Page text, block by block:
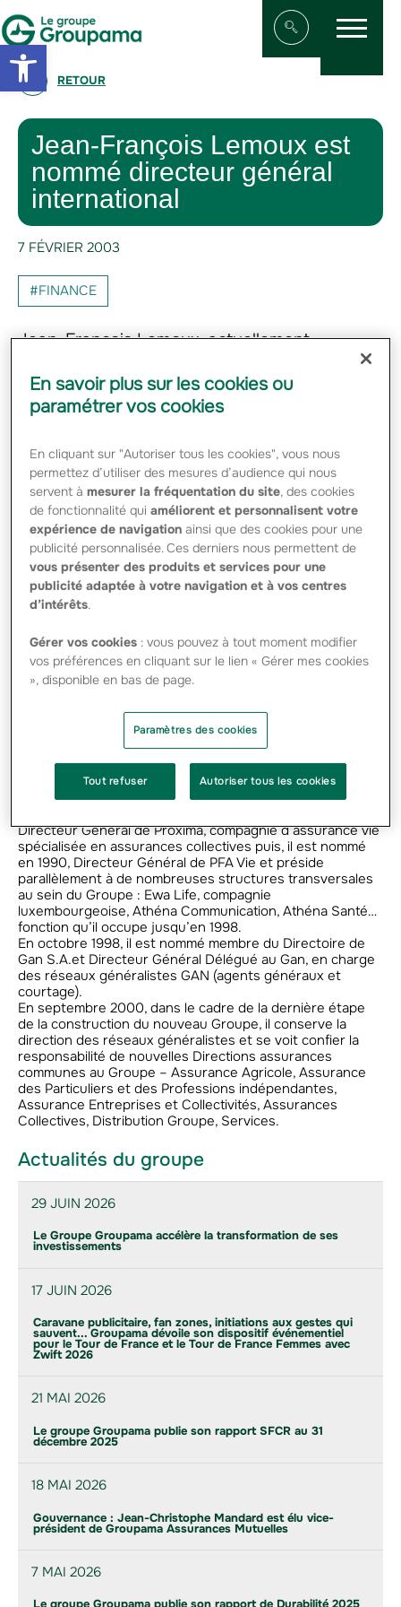
Open toolbar
Aller au contenu
Afficher/
Menu
RETOUR
Jean-François Lemoux est
nommé directeur général
international
7 FÉVRIER 2003
#FINANCE
Jean-François Lemoux, actuellement
France de Groupama, est nommé Directeur
général International à compter du 15 juillet en
« Je tiens à remercier Michel Beauchesne pour le
remarquable travail qu’il a accompli afin de préparer le
redéploiement international du Groupe. La détermination
et le professionnalisme dont il a fait preuve dans la
conduite de sa mission nous ont notamment permis
d’obtenir récemment notre licence en Chine », a
commenté Jean Azéma, directeur général du Groupe. « Je
lui souhaite beaucoup de succès dans son nouveau
En outre, Jean-François Lemoux conserve ses fonctions
actuelles dans l’attente de la nomination de son
Diplômé d’HEC, 54 ans, Jean-François Lemoux débute sa
carrière en 1971 dans le groupe VIA où il occupe
successivement les fonctions de Responsable marketing,
Contrôleur de gestion, Directeur commercial et Directeur
Directeur Général de Proxima, compagnie d’assurance vie
spécialisée en assurances collectives puis, il est nommé
en 1990, Directeur Général de PFA Vie et préside
parallèlement à de nombreuses structures transversales
au sein du Groupe : Ewa Life, compagnie
luxembourgeoise, Athéna Communication, Athéna Santé…
fonction qu’il occupe jusqu’en 1998.
En octobre 1998, il est nommé membre du Directoire de
Gan S.A.et Directeur Général Délégué au Gan, en charge
des réseaux généralistes GAN (agents généraux et
courtage).
En septembre 2000, dans le cadre de la dernière étape
de la construction du nouveau Groupe, il conserve la
direction des réseaux généralistes et se voit confier la
responsabilité de nouvelles Directions assurances
communes au Groupe – Assurance Agricole, Assurance
des Particuliers et des Professions indépendantes,
Assurance Entreprises et Collectivités, Assurances
Collectives, Distribution Groupe, Services.
Actualités du groupe
29 JUIN 2026
Le Groupe Groupama accélère la transformation de ses
investissements
17 JUIN 2026
Caravane publicitaire, fan zones, initiations aux gestes qui
sauvent... Groupama dévoile son dispositif événementiel
pour le Tour de France et le Tour de France Femmes avec
Zwift 2026
21 MAI 2026
Le groupe Groupama publie son rapport SFCR au 31
décembre 2025
18 MAI 2026
Gouvernance : Jean-Christophe Mandard est élu vice-
président de Groupama Assurances Mutuelles
7 MAI 2026
En savoir plus sur les cookies ou
paramétrer vos cookies
En cliquant sur "Autoriser tous les cookies", vous nous
permettez d’utiliser des mesures d’audience qui nous
servent àmesurer la fréquentation du site, des cookies
de fonctionnalité quiaméliorent et personnalisent votre
expérience de navigation ainsi que des cookies pour une
publicité personnalisée. Ces derniers nous permettent de
vous présenter des produits et services pour une
publicité adaptée à votre navigation et à vos centres
d’intérêts.
Gérer vos cookies : vous pouvez à tout moment modifier
vos préférences en cliquant sur le lien « Gérer mes cookies
», disponible en bas de page.
Paramètres des cookies
Tout refuser Autoriser tous les cookies